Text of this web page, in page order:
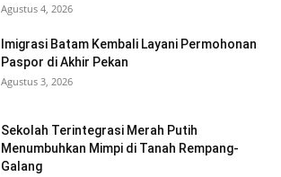
Agustus 4, 2026
Imigrasi Batam Kembali Layani Permohonan
Paspor di Akhir Pekan
Agustus 3, 2026
Sekolah Terintegrasi Merah Putih
Menumbuhkan Mimpi di Tanah Rempang-
Galang